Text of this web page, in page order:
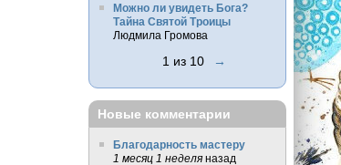
Можно ли увидеть Бога?
Тайна Святой Троицы
Людмила Громова
1 из 10 →
Новые комментарии
Благодарность мастеру
1 месяц 1 неделяназад